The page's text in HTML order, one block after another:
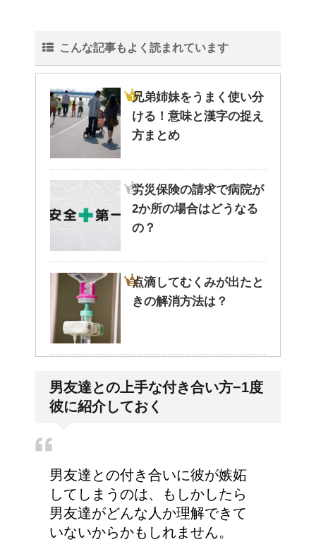
こんな記事もよく読まれています
兄弟姉妹をうまく使い分
ける！意味と漢字の捉え
方まとめ
労災保険の請求で病院が
2か所の場合はどうなる
の？
点滴してむくみが出たと
きの解消方法は？
くれない・・そんなこと
ってあるの？
手の関節にできた水泡、
考えられる病気は？
男友達との上手な付き合い方−1度
彼に紹介しておく
男友達との付き合いに彼が嫉妬
してしまうのは、もしかしたら
男友達がどんな人か理解できて
いないからかもしれません。